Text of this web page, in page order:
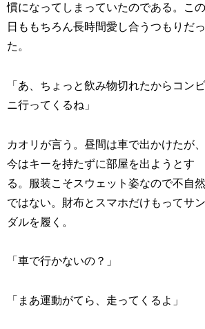
慣になってしまっていたのである。この
日ももちろん長時間愛し合うつもりだっ
た。
「あ、ちょっと飲み物切れたからコンビ
ニ行ってくるね」
カオリが言う。昼間は車で出かけたが、
今はキーを持たずに部屋を出ようとす
る。服装こそスウェット姿なので不自然
ではない。財布とスマホだけもってサン
ダルを履く。
「車で行かないの？」
「まあ運動がてら、走ってくるよ」